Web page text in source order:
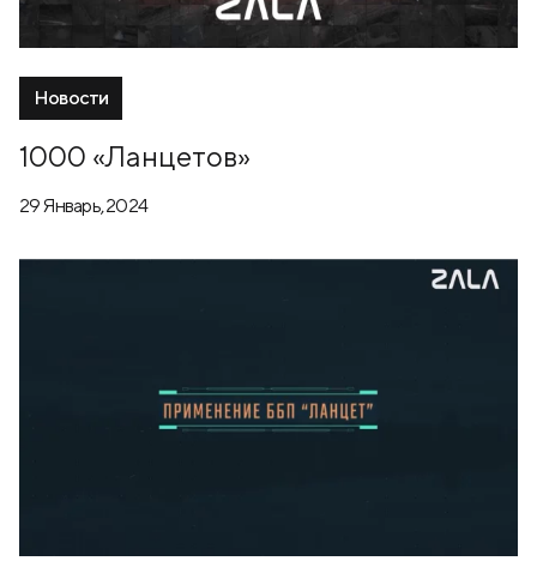
Новости
1000 «Ланцетов»
29 Январь, 2024